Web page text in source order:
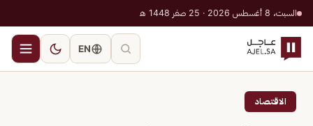
السبت، 8 أغسطس 2026 · 25 صفر 1448 هـ
EN
الاقتصاد